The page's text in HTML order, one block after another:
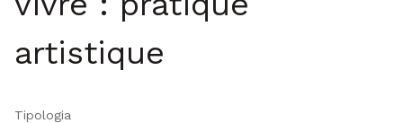
artistique
Tipologia